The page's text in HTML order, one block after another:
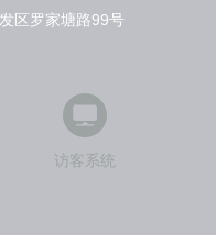
区罗家塘路99号
访客系统